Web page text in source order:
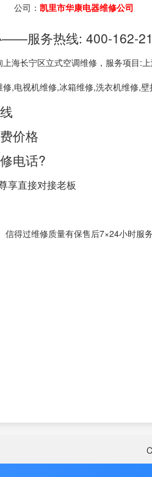
公司：凯里市华康电器维修公司
——服务热线: 400-162-
上海长宁区立式空调维修，服务项目:
,电视机维修,冰箱维修,洗衣机维修,壁
价格
电话?
享直接对接老板
信得过维修质量有保售后7×24小时服